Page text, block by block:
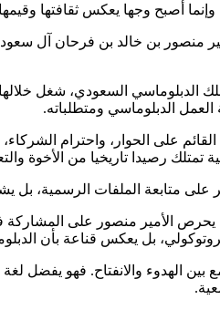
أصبح وجها يعكس ثقافتها وقيمها
بن خالد بن فرحان آل سعود،
الدبلوماسي السعودي، شغل
العمل الدبلوماسي ومتطلباته.
على الحوار، واحترام
تمتلك رصيدا تاريخيا من الأخوة
على متابعة الملفات الرسمية، بل
الأمير منصور على المشاركة
بل يعكس قناعة بأن
بين الهدوء والانفتاح. فهو